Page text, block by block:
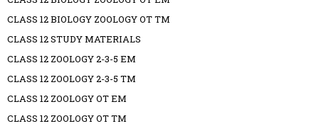
CLASS 12 BIOLOGY ZOOLOGY OT TM
CLASS 12 STUDY MATERIALS
CLASS 12 ZOOLOGY 2-3-5 EM
CLASS 12 ZOOLOGY 2-3-5 TM
CLASS 12 ZOOLOGY OT EM
CLASS 12 ZOOLOGY OT TM